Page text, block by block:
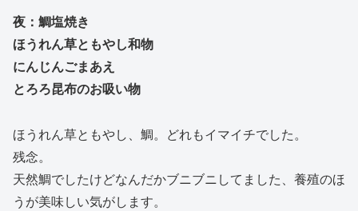
夜：鯛塩焼き
ほうれん草ともやし和物
にんじんごまあえ
とろろ昆布のお吸い物
ほうれん草ともやし、鯛。どれもイマイチでした。
残念。
天然鯛でしたけどなんだかブニブニしてました、養殖のほ
うが美味しい気がします。